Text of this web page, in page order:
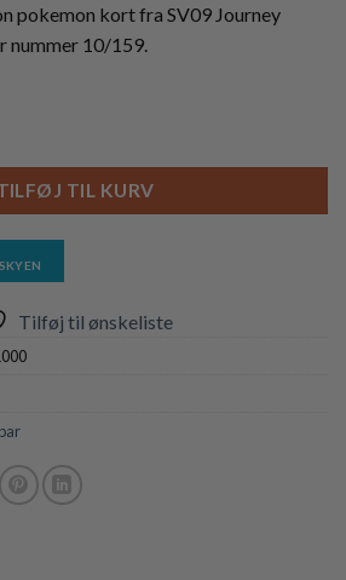
pokemon kort fra SV09 Journey
nummer 10/159.
TIL KURV
Tilføj til ønskeliste